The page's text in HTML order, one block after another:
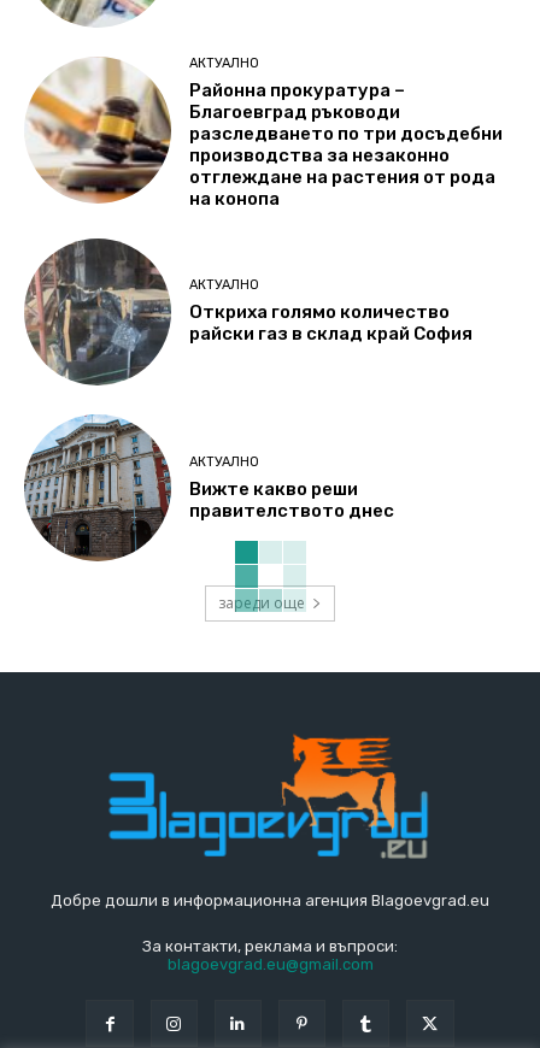
АКТУАЛНО
Районна прокуратура –
Благоевград ръководи
разследването по три досъдебни
производства за незаконно
отглеждане на растения от рода
на конопа
АКТУАЛНО
Откриха голямо количество
райски газ в склад край София
АКТУАЛНО
Вижте какво реши
правителството днес
зареди още
Добре дошли в информационна агенция Blagoevgrad.eu
За контакти, реклама и въпроси:
blagoevgrad.eu@gmail.com